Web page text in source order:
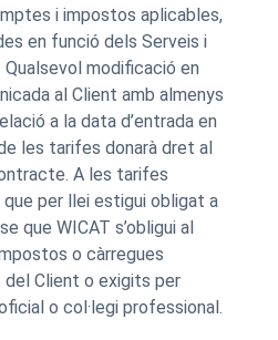
i impostos aplicables,
en funció dels Serveis i
modificació en
al Client amb almenys
a la data d’entrada en
les tarifes donarà dret al
A les tarifes
que per llei estigui obligat a
que WICAT s’obligui al
o càrregues
Client o exigits per
o col·legi professional.